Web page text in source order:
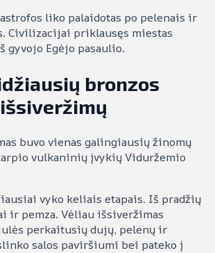
liko palaidotas po pelenais ir
Civilizacijai priklausęs miestas
gyvojo Egėjo pasaulio.
bronzos
buvo vienas galingiausių žinomų
vulkaninių įvykių Viduržemio
vyko keliais etapais. Iš pradžių
ir pemza. Vėliau išsiveržimas
perkaitusių dujų, pelenų ir
salos paviršiumi bei pateko į